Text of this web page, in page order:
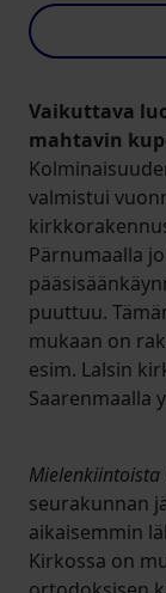
Vaikuttava
mahtavin
valmistui
Pärnumaalla
puuttuu.
mukaan on
esim. Lalsin
Saarenmaalla
Mielenkiintoista
seurakunnan
aikaisemmin
Kirkossa on